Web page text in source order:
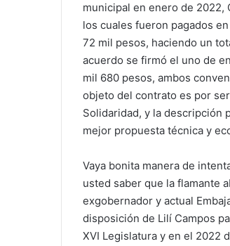
municipal en enero de
los cuales fueron pagados
72 mil pesos, haciendo un
acuerdo se firmó el uno de
mil 680 pesos, ambos
objeto del contrato es por
Solidaridad, y la descripción
mejor propuesta técnica y
Vaya bonita manera de
usted saber que la flamante
exgobernador y actual
disposición de Lilí Campos
XVI Legislatura y en el 2022